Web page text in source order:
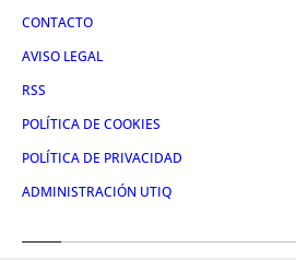
CONTACTO
AVISO LEGAL
RSS
POLÍTICA DE COOKIES
POLÍTICA DE PRIVACIDAD
ADMINISTRACIÓN UTIQ